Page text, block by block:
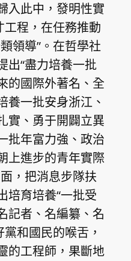
入此中，發明性實
工程，在任務推動
領導”。在哲學社
出“盡力培養一批
的國際外著名、全
養一批安身浙江、
實、勇于開闢立異
批年富力強、政治
上進步的青年實際
，把消息步隊扶
培育培養“一批受
記者、名編纂、名
和國民的喉舌，
的工程師，果斷地